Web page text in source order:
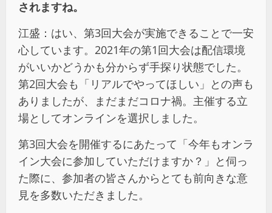
されますね。
江盛：はい、第3回大会が実施できることで一安
心しています。2021年の第1回大会は配信環境
がいいかどうかも分からず手探り状態でした。
第2回大会も「リアルでやってほしい」との声も
ありましたが、まだまだコロナ禍。主催する立
場としてオンラインを選択しました。
第3回大会を開催するにあたって「今年もオンラ
イン大会に参加していただけますか？」と伺っ
た際に、参加者の皆さんからとても前向きな意
見を多数いただきました。